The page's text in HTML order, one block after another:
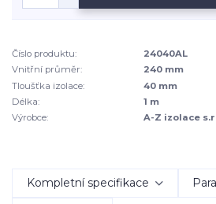
Číslo produktu:
24040AL
Vnitřní průměr:
240 mm
Tloušťka izolace:
40 mm
Délka:
1 m
Výrobce:
A-Z izolace
Kompletní specifikace